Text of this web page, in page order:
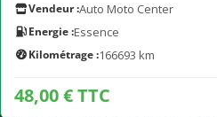
Vendeur :Auto Moto Center
Energie :Essence
Kilométrage :166693 km
48,00 € TTC